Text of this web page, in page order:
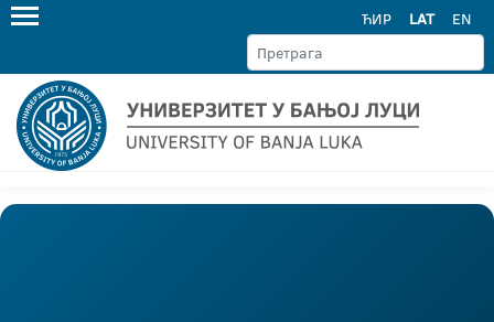
ЋИР LAT EN